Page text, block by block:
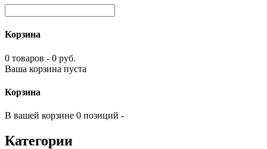
Корзина
0 товаров - 0 руб.
Ваша корзина пуста
Корзина
В вашей корзине 0 позиций -
Категории